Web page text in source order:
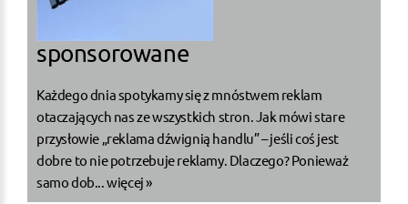
sponsorowane
Każdego dnia spotykamy się z mnóstwem reklam
otaczających nas ze wszystkich stron. Jak mówi stare
przysłowie „reklama dźwignią handlu” – jeśli coś jest
dobre to nie potrzebuje reklamy. Dlaczego? Ponieważ
samo dob...więcej »